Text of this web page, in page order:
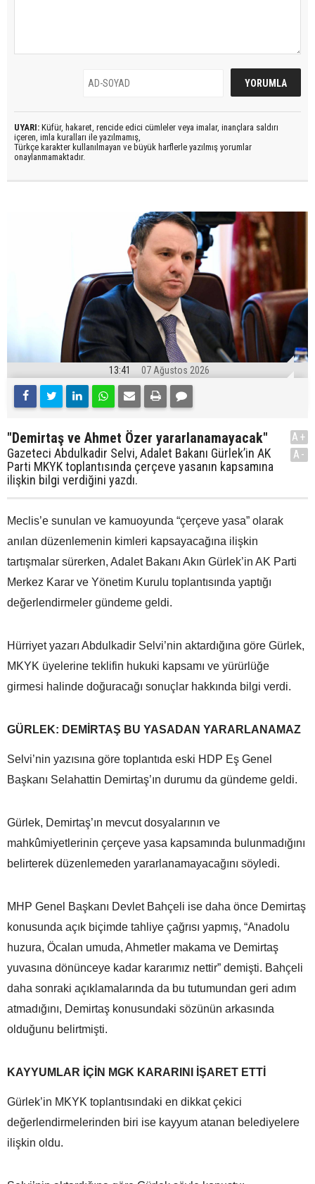
UYARI: Küfür, hakaret, rencide edici cümleler veya imalar, inançlara saldırı
içeren, imla kuralları ile yazılmamış,
Türkçe karakter kullanılmayan ve büyük harflerle yazılmış yorumlar
onaylanmamaktadır.
13:41 07 Ağustos 2026
"Demirtaş ve Ahmet Özer yararlanamayacak"
Gazeteci Abdulkadir Selvi, Adalet Bakanı Gürlek’in AK
Parti MKYK toplantısında çerçeve yasanın kapsamına
ilişkin bilgi verdiğini yazdı.
A+
A-
Meclis’e sunulan ve kamuoyunda “çerçeve yasa” olarak
anılan düzenlemenin kimleri kapsayacağına ilişkin
tartışmalar sürerken, Adalet Bakanı Akın Gürlek’in AK Parti
Merkez Karar ve Yönetim Kurulu toplantısında yaptığı
değerlendirmeler gündeme geldi.
Hürriyet yazarı Abdulkadir Selvi’nin aktardığına göre Gürlek,
MKYK üyelerine teklifin hukuki kapsamı ve yürürlüğe
girmesi halinde doğuracağı sonuçlar hakkında bilgi verdi.
GÜRLEK: DEMİRTAŞ BU YASADAN YARARLANAMAZ
Selvi’nin yazısına göre toplantıda eski HDP Eş Genel
Başkanı Selahattin Demirtaş’ın durumu da gündeme geldi.
Gürlek, Demirtaş’ın mevcut dosyalarının ve
mahkûmiyetlerinin çerçeve yasa kapsamında bulunmadığını
belirterek düzenlemeden yararlanamayacağını söyledi.
MHP Genel Başkanı Devlet Bahçeli ise daha önce Demirtaş
konusunda açık biçimde tahliye çağrısı yapmış, “Anadolu
huzura, Öcalan umuda, Ahmetler makama ve Demirtaş
yuvasına dönünceye kadar kararımız nettir” demişti. Bahçeli
daha sonraki açıklamalarında da bu tutumundan geri adım
atmadığını, Demirtaş konusundaki sözünün arkasında
olduğunu belirtmişti.
KAYYUMLAR İÇİN MGK KARARINI İŞARET ETTİ
Gürlek’in MKYK toplantısındaki en dikkat çekici
değerlendirmelerinden biri ise kayyum atanan belediyelere
ilişkin oldu.